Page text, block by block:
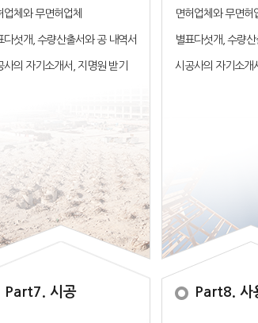
업체와 무면허업체
다섯개, 수량산출서와 공 내역서
사의 자기소개서, 지명원 받기
면허업체와 무면허
별표다섯개, 수량
시공사의 자기소개
Part7. 시공 Part8. 사